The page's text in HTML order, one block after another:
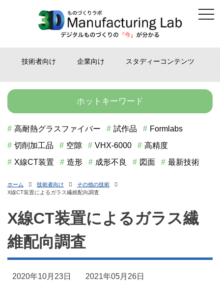
技術者向け 企業向け スタディーコンテンツ
ホットキーワード
高耐熱グラスファイバー 試作品
Formlabs
切削加工品
空隙 VHX-6000
高精度
X線CT装置
造形 成形不良 図面 最新技術
ホーム 技術者向け
その他の技術
X線CT装置によるガラス繊維配向調査
X線CT装置によるガラス繊
維配向調査
2020年10月23日 2021年05月26日